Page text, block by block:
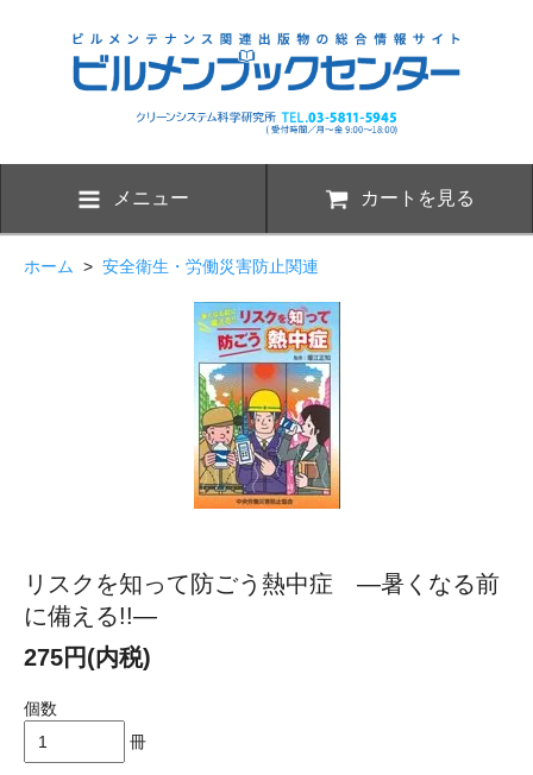
メニュー カートを見る
ホーム > 安全衛生・労働災害防止関連
リスクを知って防ごう熱中症 ―暑くなる前
に備える!!―
275円(内税)
個数
冊